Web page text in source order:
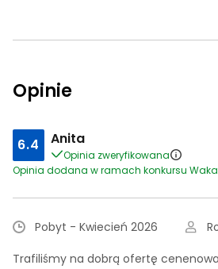
Opinie
6.4 Anita
Opinia zweryfikowana
Opinia dodana w ramach konkursu
Pobyt - Kwiecień 2026
Trafiliśmy na dobrą ofertę